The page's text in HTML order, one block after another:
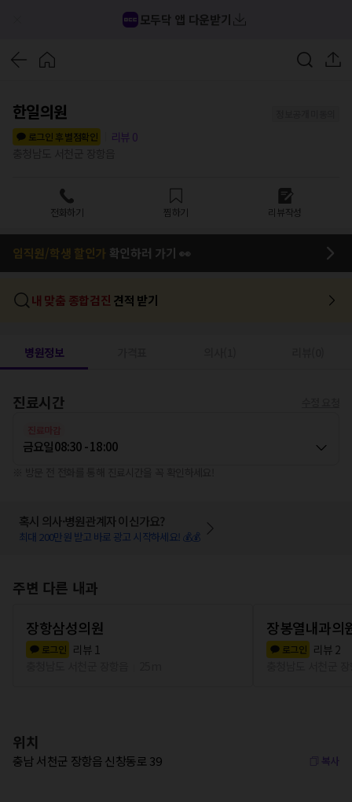
모두닥 앱 다운받기
한일의원
로그인 후 별점확인
리뷰 0
전화하기 찜하기 리뷰작성
임직원/학생 할인가 확인하러 가기 👀
내 맞춤 종합검진 견적 받기
병원정보
진료시간
금요일08:30 - 18:00
혹시 의사·병원관계자 이신가요?
최대 200만원 받고 바로 광고 시작하세요! 💰💰
주변 다른 내과
장항삼성의원
로그인 리뷰 1
장봉열내과의
로그인 리뷰 2
위치
충남 서천군 장항읍 신창동로 39 복사